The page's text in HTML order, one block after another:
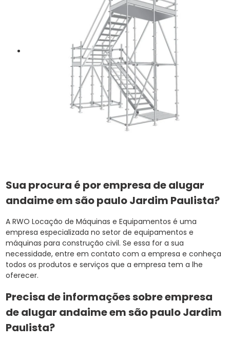
Sua procura é por empresa de alugar
andaime em são paulo Jardim Paulista?
A RWO Locação de Máquinas e Equipamentos é uma
empresa especializada no setor de equipamentos e
máquinas para construção civil. Se essa for a sua
necessidade, entre em contato com a empresa e conheça
todos os produtos e serviços que a empresa tem a lhe
oferecer.
Precisa de informações sobre empresa
de alugar andaime em são paulo Jardim
Paulista?